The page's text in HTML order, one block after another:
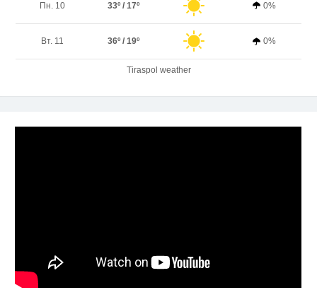
Пн. 10 33º / 17º 0%
Вт. 11 36º / 19º 0%
Tiraspol weather